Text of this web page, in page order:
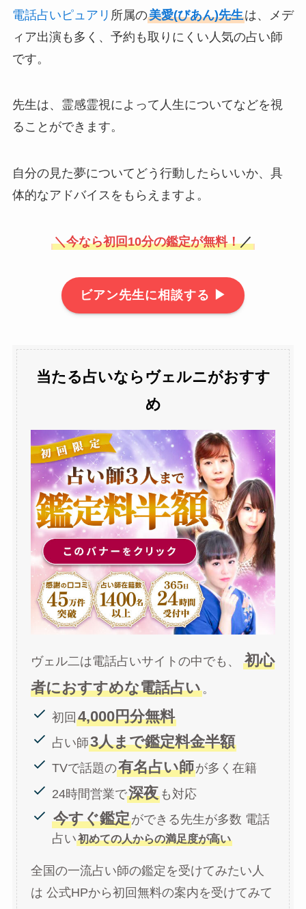
電話占いピュアリ 所属の美愛(びあん)先生は、メデ
ィア出演も多く、予約も取りにくい人気の占い師
です。
先生は、霊感霊視によって人生についてなどを視
ることができます。
自分の見た夢についてどう行動したらいいか、具
体的なアドバイスをもらえますよ。
＼今なら初回10分の鑑定が無料！／
ビアン先生に相談する ▶
当たる占いならヴェルニがおすす
め
ヴェル二は電話占いサイトの中でも、 初心
者におすすめな電話占い。
初回4,000円分無料
占い師3人まで鑑定料金半額
TVで話題の有名占い師が多く在籍
24時間営業で深夜 も対応
今すぐ鑑定ができる先生が多数 電話
占い初めての人からの満足度が高い
全国の一流占い師の鑑定を受けてみたい人
は 公式HPから初回無料の案内を受けてみて